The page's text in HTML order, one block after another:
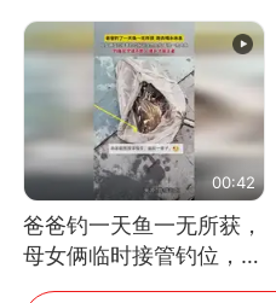
网友：果然言传不如身
教！
00:42
爸爸钓一天鱼一无所获，
母女俩临时接管钓位，用
玩具鱼竿钓上大鱼